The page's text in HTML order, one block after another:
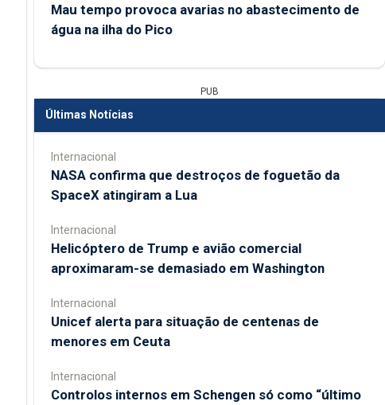
Mau tempo provoca avarias no abastecimento de
água na ilha do Pico
PUB
Últimas Notícias
Internacional
NASA confirma que destroços de foguetão da
SpaceX atingiram a Lua
Internacional
Helicóptero de Trump e avião comercial
aproximaram-se demasiado em Washington
Internacional
Unicef alerta para situação de centenas de
menores em Ceuta
Internacional
Controlos internos em Schengen só como “último